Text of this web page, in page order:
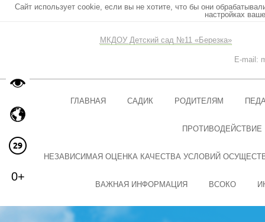
Сайт использует cookie, если вы не хотите, что бы они
настройках
МКДОУ Детский сад №11 «Березка»
E-mail:
ГЛАВНАЯ САДИК РОДИТЕЛЯМ
ПРОТИВОДЕЙСТВИЕ
НЕЗАВИСИМАЯ ОЦЕНКА КАЧЕСТВА УСЛОВИЙ
ВАЖНАЯ ИНФОРМАЦИЯ ВСОКО
0+